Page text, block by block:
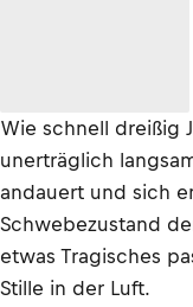
Wie schnell dreißig
unerträglich
andauert und sich
Schwebezustand
etwas Tragisches
Stille in der Luft.